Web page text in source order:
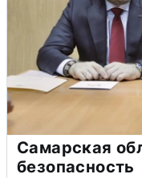
Самарская
безопасность